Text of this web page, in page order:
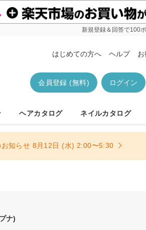
新規登録＆回答で100
はじめての方へ ヘルプ
ログイン
会員登録 (無料)
ヘアカタログ ネイルカタログ
知らせ 8月12日 (水) 2:00〜5:30
ナ)